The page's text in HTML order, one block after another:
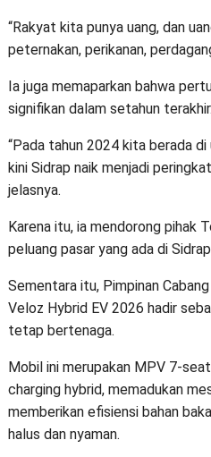
“Rakyat kita punya uang, dan
peternakan, perikanan,
Ia juga memaparkan bahwa
signifikan dalam setahun terakhir.
“Pada tahun 2024 kita berada
kini Sidrap naik menjadi
jelasnya.
Karena itu, ia mendorong pihak
peluang pasar yang ada di
Sementara itu, Pimpinan
Veloz Hybrid EV 2026 hadir
tetap bertenaga.
Mobil ini merupakan MPV 7-
charging hybrid, memadukan
memberikan efisiensi bahan
halus dan nyaman.